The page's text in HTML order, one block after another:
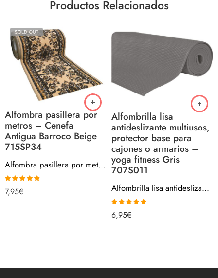
Productos Relacionados
SOLD OUT
Alfombra pasillera por
metros – Cenefa
Antigua Barroco Beige
715SP34
Alfombra pasillera por metros – Cenefa Antigua Barroco Beige 715SP34
Valorado
con4.80
7,95€
Alfombrilla lisa
antideslizante multiusos,
protector base para
cajones o armarios –
yoga fitness Gris
707S011
Alfombrilla lisa antideslizante multiusos, protector base para cajones o armarios – yoga fitness Gris 707S011
Valorado con
5.00de 5
6,95€